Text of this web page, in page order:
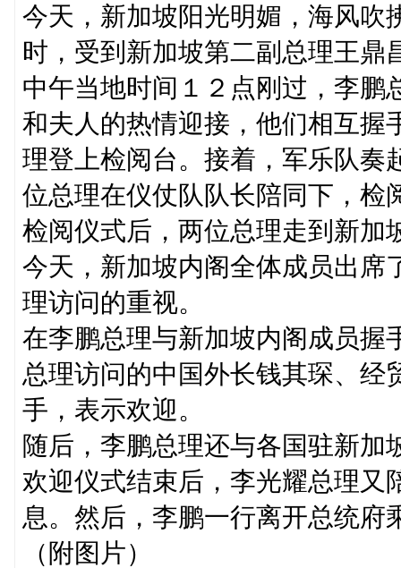
今天，新加坡阳光明媚，海风吹
时，受到新加坡第二副总理王鼎
中午当地时间１２点刚过，李鹏
和夫人的热情迎接，他们相互握
理登上检阅台。接着，军乐队奏
位总理在仪仗队队长陪同下，检
检阅仪式后，两位总理走到新加
今天，新加坡内阁全体成员出席
理访问的重视。
在李鹏总理与新加坡内阁成员握
总理访问的中国外长钱其琛、经
手，表示欢迎。
随后，李鹏总理还与各国驻新加
欢迎仪式结束后，李光耀总理又
息。然后，李鹏一行离开总统府
（附图片）